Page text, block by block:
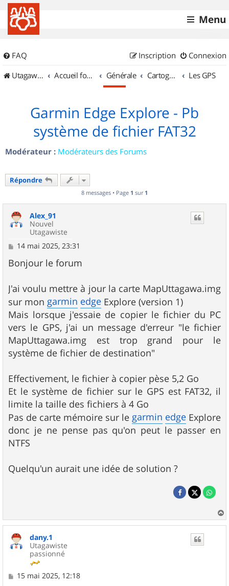
Menu
FAQ Connexion
Inscription
UtagawaVTT (Randos VTT et VTTAE avec traces GPS)
Accueil forum Générale Cartographie et GPS Les GPS
Garmin Edge Explore - Pb
système de fichier FAT32
Modérateur : Modérateurs des Forums
Répondre
8 messages • Page 1 sur 1
Alex_91
Nouvel
Utagawiste
M
s
s
g
e
14 mai 2025, 23:31
Bonjour le forum
J'ai voulu mettre à jour la carte MapUttagawa.img
sur mon garmin edge Explore (version 1)
Mais lorsque j'essaie de copier le fichier du PC
vers le GPS, j'ai un message d'erreur "le fichier
MapUttagawa.img est trop grand pour le
système de fichier de destination"
Effectivement, le fichier à copier pèse 5,2 Go
Et le système de fichier sur le GPS est FAT32, il
limite la taille des fichiers à 4 Go
Pas de carte mémoire sur le garmin edge Explore
donc je ne pense pas qu'on peut le passer en
NTFS
Quelqu'un aurait une idée de solution ?
a
dany.1
Utagawiste
passionné
M15 mai 2025, 12:18